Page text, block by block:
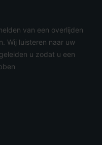
van een overlijden
Wij luisteren naar uw
u zodat u een